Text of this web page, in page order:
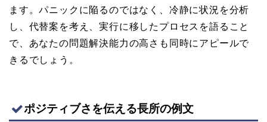
ます。パニックに陥るのではなく、冷静に状況を分析
し、代替案を考え、実行に移したプロセスを語ること
で、あなたの問題解決能力の高さも同時にアピールで
きるでしょう。
ポジティブさを伝える長所の例文